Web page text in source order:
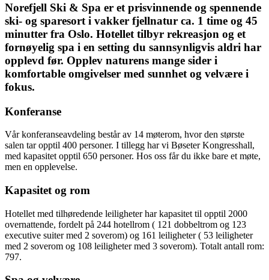
Norefjell Ski & Spa er et prisvinnende og spennende
ski- og sparesort i vakker fjellnatur ca. 1 time og 45
minutter fra Oslo. Hotellet tilbyr rekreasjon og et
fornøyelig spa i en setting du sannsynligvis aldri har
opplevd før. Opplev naturens mange sider i
komfortable omgivelser med sunnhet og velvære i
fokus.
Konferanse
Vår konferanseavdeling består av 14 møterom, hvor den største
salen tar opptil 400 personer. I tillegg har vi Bøseter Kongresshall,
med kapasitet opptil 650 personer. Hos oss får du ikke bare et møte,
men en opplevelse.
Kapasitet og rom
Hotellet med tilhøredende leiligheter har kapasitet til opptil 2000
overnattende, fordelt på 244 hotellrom ( 121 dobbeltrom og 123
executive suiter med 2 soverom) og 161 leiligheter ( 53 leiligheter
med 2 soverom og 108 leiligheter med 3 soverom). Totalt antall rom:
797.